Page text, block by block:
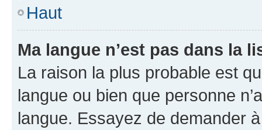
Haut
Ma langue n’est pas dans la
La raison la plus probable est
langue ou bien que personne
langue. Essayez de demander